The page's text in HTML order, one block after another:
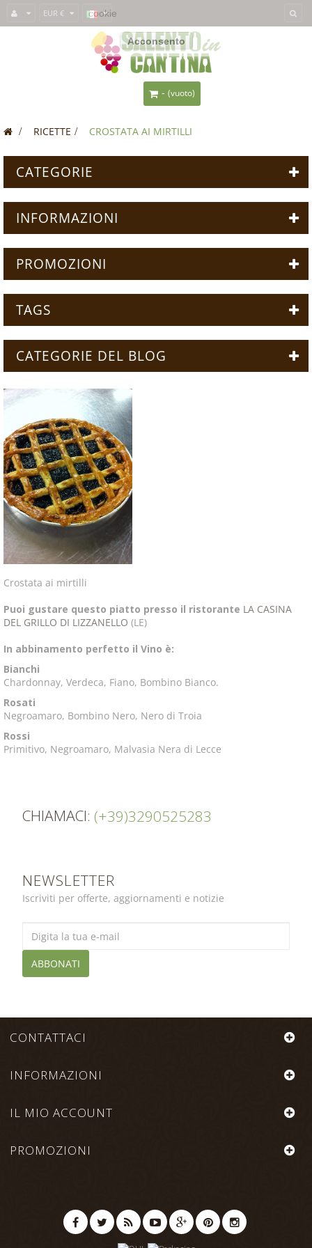
EUR €
- (vuoto)
> RICETTE > CROSTATA AI MIRTILLI
CATEGORIE
INFORMAZIONI
PROMOZIONI
TAGS
CATEGORIE DEL BLOG
Crostata ai mirtilli
Puoi gustare questo piatto presso il ristorante LA CASINA
DEL GRILLO DI LIZZANELLO (LE)
In abbinamento perfetto il Vino è:
Bianchi
Chardonnay, Verdeca, Fiano, Bombino Bianco.
Rosati
Negroamaro, Bombino Nero, Nero di Troia
Rossi
Primitivo, Negroamaro, Malvasia Nera di Lecce
CHIAMACI: (+39)3290525283
NEWSLETTER
Iscriviti per offerte, aggiornamenti e notizie
ABBONATI
CONTATTACI
INFORMAZIONI
IL MIO ACCOUNT
PROMOZIONI
Questo sito usa icookie per fornirti un'esperienza migliore. Se usi
SalentoInCantina, acconsenti all'utilizzo dei cookie.
Acconsento